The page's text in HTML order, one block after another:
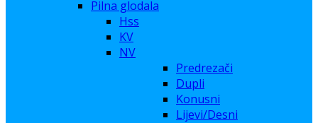
Pilna glodala
Hss
KV
NV
Predrezači
Dupli
Konusni
Lijevi/Desni